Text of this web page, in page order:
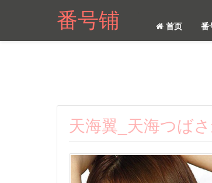
番号铺 首页 番
天海翼_天海つば